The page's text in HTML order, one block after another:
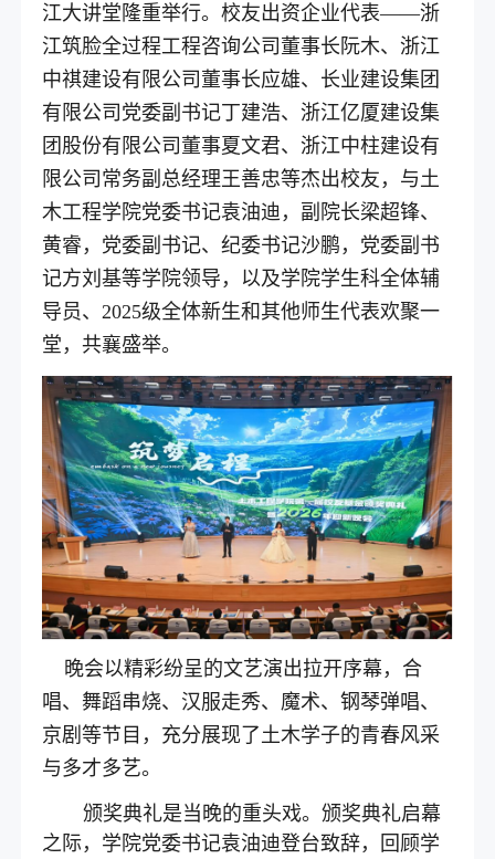
江大讲堂隆重举行。校友出资企业代表——浙
江筑脸全过程工程咨询公司董事长阮木、浙江
中祺建设有限公司董事长应雄、长业建设集团
有限公司党委副书记丁建浩、浙江亿厦建设集
团股份有限公司董事夏文君、浙江中柱建设有
限公司常务副总经理王善忠等杰出校友，与土
木工程学院党委书记袁油迪，副院长梁超锋、
黄睿，党委副书记、纪委书记沙鹏，党委副书
记方刘基等学院领导，以及学院学生科全体辅
导员、2025级全体新生和其他师生代表欢聚一
堂，共襄盛举。
晚会以精彩纷呈的文艺演出拉开序幕，合
唱、舞蹈串烧、汉服走秀、魔术、钢琴弹唱、
京剧等节目，充分展现了土木学子的青春风采
与多才多艺。
颁奖典礼是当晚的重头戏。颁奖典礼启幕
之际，学院党委书记袁油迪登台致辞，回顾学